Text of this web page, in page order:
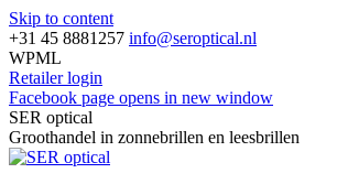
Skip to content
+31 45 8881257 info@seroptical.nl
WPML
Retailer login
Facebook page opens in new window
SER optical
Groothandel in zonnebrillen en leesbrillen